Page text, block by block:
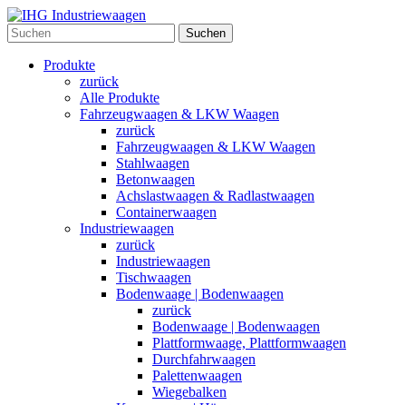
Suchen
Produkte
zurück
Alle Produkte
Fahrzeugwaagen & LKW Waagen
zurück
Fahrzeugwaagen & LKW Waagen
Stahlwaagen
Betonwaagen
Achslastwaagen & Radlastwaagen
Containerwaagen
Industriewaagen
zurück
Industriewaagen
Tischwaagen
Bodenwaage | Bodenwaagen
zurück
Bodenwaage | Bodenwaagen
Plattformwaage, Plattformwaagen
Durchfahrwaagen
Palettenwaagen
Wiegebalken